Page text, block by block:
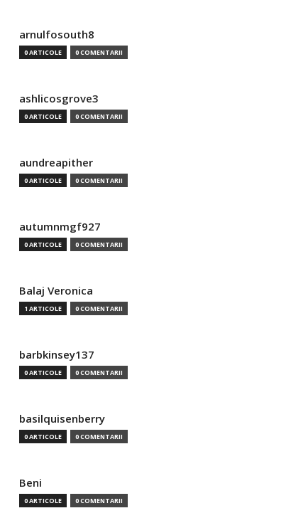
arnulfosouth8
0 ARTICOLE 0 COMENTARII
ashlicosgrove3
0 ARTICOLE 0 COMENTARII
aundreapither
0 ARTICOLE 0 COMENTARII
autumnmgf927
0 ARTICOLE 0 COMENTARII
Balaj Veronica
1 ARTICOLE 0 COMENTARII
barbkinsey137
0 ARTICOLE 0 COMENTARII
basilquisenberry
0 ARTICOLE 0 COMENTARII
Beni
0 ARTICOLE 0 COMENTARII